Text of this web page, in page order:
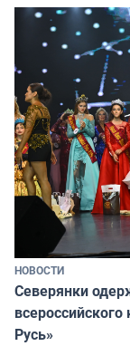
НОВОСТИ
Северянки
Русь»